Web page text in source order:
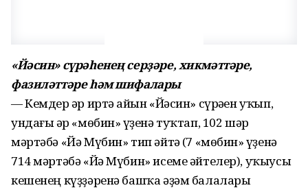
«Йәсин» сүрәһенең серҙәре, хикмәттәре,
фазиләттәре һәм шифалары
— Кемдер һәр иртә һайын «Йәсин» сүрәһен уҡып,
ундағы һәр «мөбин» һүҙенә туҡтап, 102 шәр
мәртәбә «Йә Мүбин» тип әйтһә (7 «мөбин» һүҙенә
714 мәртәбә «Йә Мүбин» исеме әйтелер), уҡыусы
кешенең күҙҙәренә башҡа әҙәм балалары